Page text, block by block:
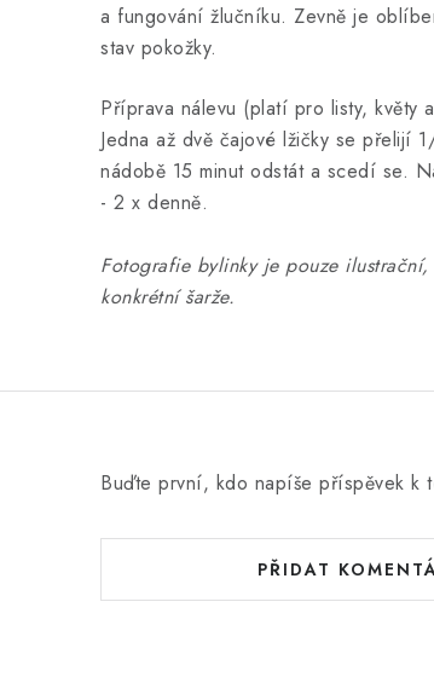
a fungování žlučníku. Zevně je
stav pokožky.
Příprava nálevu (platí pro listy, květy
Jedna až dvě čajové lžičky se přelijí
nádobě 15 minut odstát a scedí se.
- 2 x denně.
Fotografie bylinky je pouze
konkrétní šarže.
Buďte první, kdo napíše příspěvek k
PŘIDAT